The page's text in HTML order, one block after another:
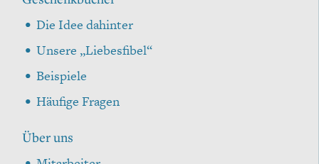
Die Idee dahinter
Unsere „Liebesfibel“
Beispiele
Häufige Fragen
Über uns